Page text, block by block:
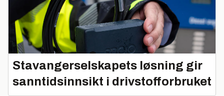
Stavangerselskapets løsning gir
sanntidsinnsikt i drivstofforbruket